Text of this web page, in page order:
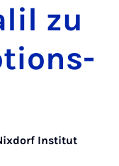
zu
Institut